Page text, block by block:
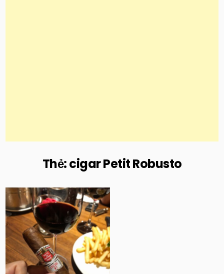
Thẻ:cigar Petit Robusto
Posted
in